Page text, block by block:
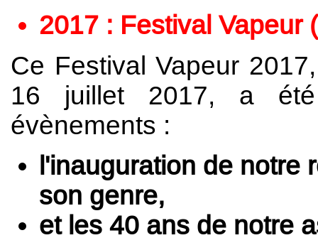
2017 : Festival Vapeur (
Ce Festival Vapeur
16 juillet 2017, a
évènements :
l'inauguration de notre
son genre,
et les 40 ans de notre